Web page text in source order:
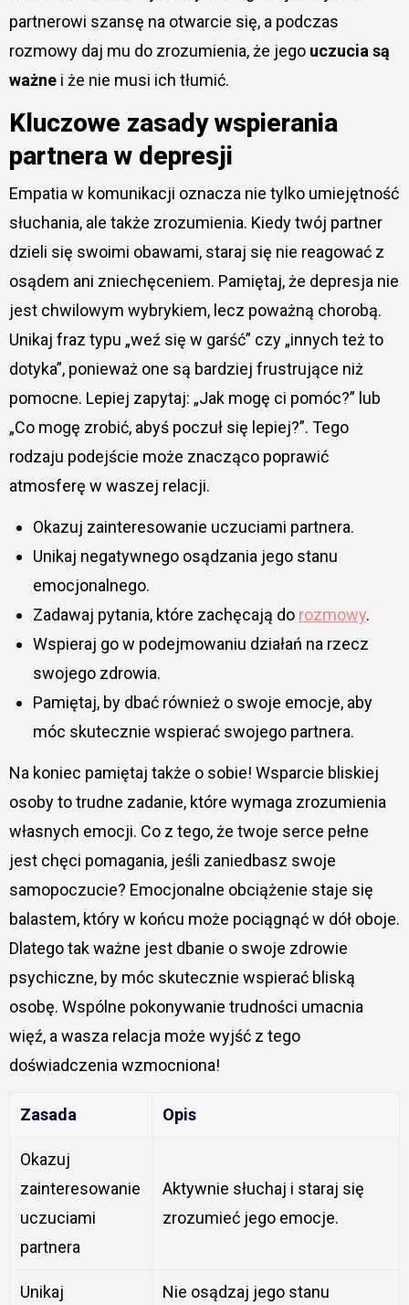
partnerowi szansę na otwarcie się, a podczas
rozmowy daj mu do zrozumienia, że jego uczucia są
ważnei że nie musi ich tłumić.
Kluczowe zasady wspierania
partnera w depresji
Empatia w komunikacji oznacza nie tylko umiejętność
słuchania, ale także zrozumienia. Kiedy twój partner
dzieli się swoimi obawami, staraj się nie reagować z
osądem ani zniechęceniem. Pamiętaj, że depresja nie
jest chwilowym wybrykiem, lecz poważną chorobą.
Unikaj fraz typu „weź się w garść” czy „innych też to
dotyka”, ponieważ one są bardziej frustrujące niż
pomocne. Lepiej zapytaj: „Jak mogę ci pomóc?” lub
„Co mogę zrobić, abyś poczuł się lepiej?”. Tego
rodzaju podejście może znacząco poprawić
atmosferę w waszej relacji.
Okazuj zainteresowanie uczuciami partnera.
Unikaj negatywnego osądzania jego stanu
emocjonalnego.
Zadawaj pytania, które zachęcają do rozmowy.
Wspieraj go w podejmowaniu działań na rzecz
swojego zdrowia.
Pamiętaj, by dbać również o swoje emocje, aby
móc skutecznie wspierać swojego partnera.
Na koniec pamiętaj także o sobie! Wsparcie bliskiej
osoby to trudne zadanie, które wymaga zrozumienia
własnych emocji. Co z tego, że twoje serce pełne
jest chęci pomagania, jeśli zaniedbasz swoje
samopoczucie? Emocjonalne obciążenie staje się
balastem, który w końcu może pociągnąć w dół oboje.
Dlatego tak ważne jest dbanie o swoje zdrowie
psychiczne, by móc skutecznie wspierać bliską
osobę. Wspólne pokonywanie trudności umacnia
więź, a wasza relacja może wyjść z tego
doświadczenia wzmocniona!
Zasada Opis
Okazuj
zainteresowanie
uczuciami
partnera
Aktywnie słuchaj i staraj się
zrozumieć jego emocje.
Unikaj
Nie osądzaj jego stanu